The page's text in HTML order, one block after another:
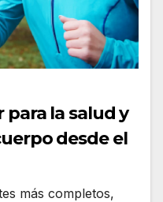
para la salud y
desde el
más completos,